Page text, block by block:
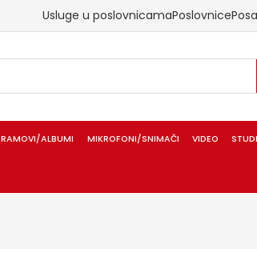
Usluge u poslovnicamaPoslovnice
RAMOVI/ALBUMI MIKROFONI/SNIMAČI VIDEO